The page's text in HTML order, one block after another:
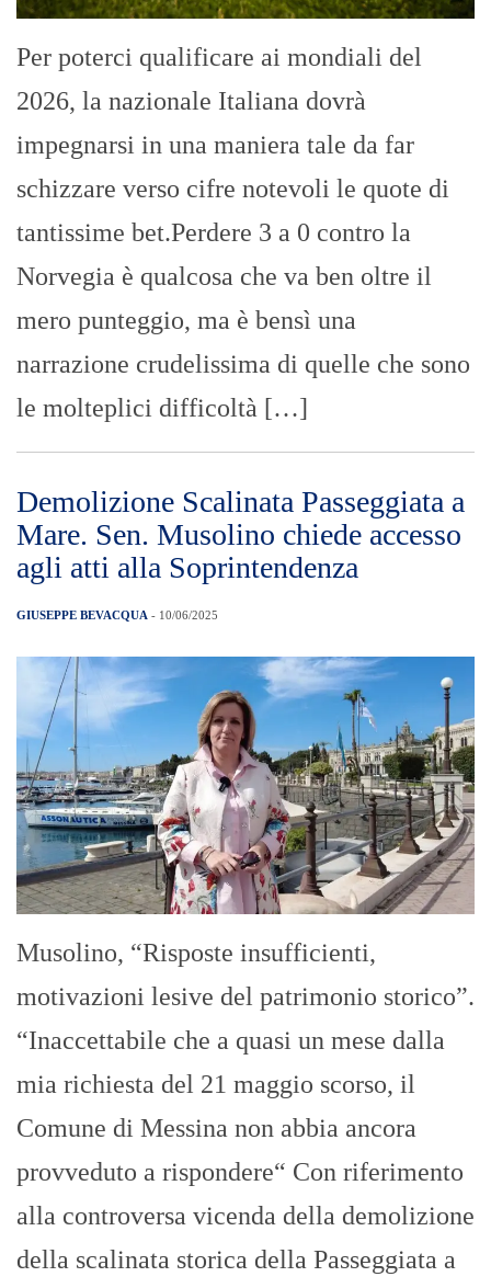
Per poterci qualificare ai mondiali del
2026, la nazionale Italiana dovrà
impegnarsi in una maniera tale da far
schizzare verso cifre notevoli le quote di
tantissime bet.Perdere 3 a 0 contro la
Norvegia è qualcosa che va ben oltre il
mero punteggio, ma è bensì una
narrazione crudelissima di quelle che sono
le molteplici difficoltà […]
Demolizione Scalinata Passeggiata a
Mare. Sen. Musolino chiede accesso
agli atti alla Soprintendenza
GIUSEPPE BEVACQUA - 10/06/2025
Musolino, “Risposte insufficienti,
motivazioni lesive del patrimonio storico”.
“Inaccettabile che a quasi un mese dalla
mia richiesta del 21 maggio scorso, il
Comune di Messina non abbia ancora
provveduto a rispondere“ Con riferimento
alla controversa vicenda della demolizione
della scalinata storica della Passeggiata a